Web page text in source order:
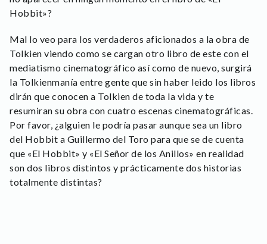
Hobbit»?
Mal lo veo para los verdaderos aficionados a la obra de
Tolkien viendo como se cargan otro libro de este con el
mediatismo cinematográfico así como de nuevo, surgirá
la Tolkienmanía entre gente que sin haber leido los libros
dirán que conocen a Tolkien de toda la vida y te
resumiran su obra con cuatro escenas cinematográficas.
Por favor, ¿alguien le podría pasar aunque sea un libro
del Hobbit a Guillermo del Toro para que se de cuenta
que «El Hobbit» y «El Señor de los Anillos» en realidad
son dos libros distintos y prácticamente dos historias
totalmente distintas?